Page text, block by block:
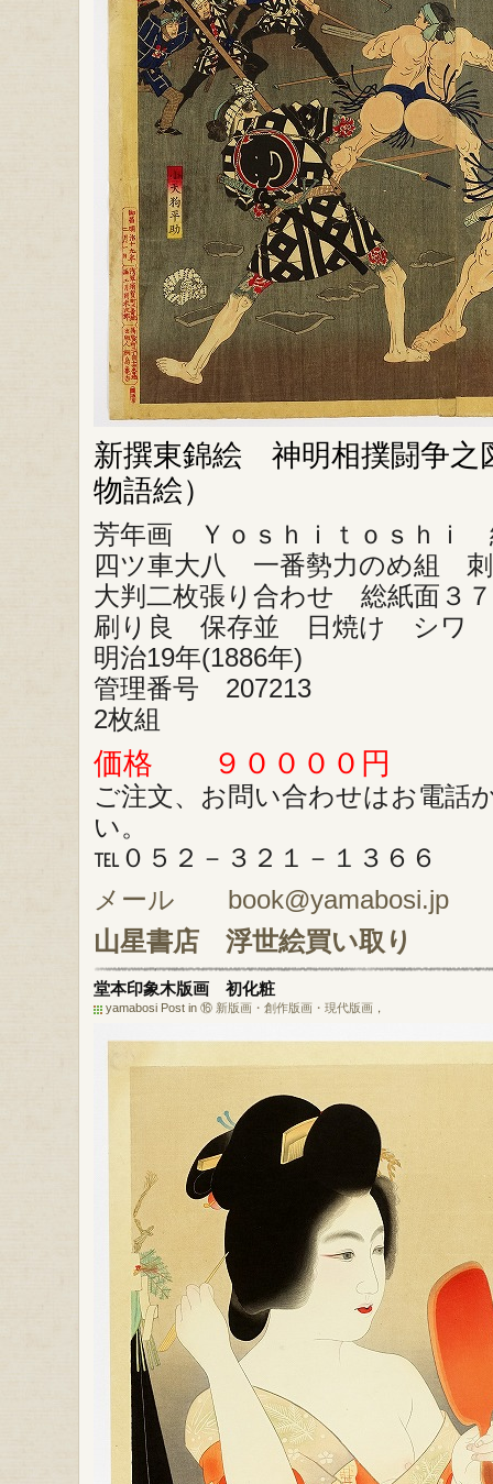
新撰東錦絵 神明相撲闘
物語絵）
芳年画 Ｙｏｓｈｉｔｏｓｈｉ
四ツ車大八 一番勢力のめ組
大判二枚張り合わせ 総紙面３
刷り良 保存並 日焼け シワ
明治19年(1886年)
管理番号 207213
2枚組
価格 ９００００円
ご注文、お問い合わせはお電話
い。
℡０５２－３２１－１３６６
メール book@yamabosi.jp
山星書店
浮世絵買い取り
堂本印象木版画 初化粧
yamabosi Post in ⑯ 新版画・創作版画・現代版画 ，